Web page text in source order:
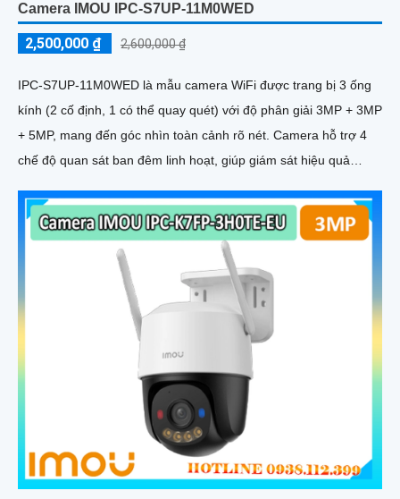
Camera IMOU IPC-S7UP-11M0WED
2,500,000 ₫ 2,600,000 ₫
IPC-S7UP-11M0WED là mẫu camera WiFi được trang bị 3 ống
kính (2 cố định, 1 có thể quay quét) với độ phân giải 3MP + 3MP
+ 5MP, mang đến góc nhìn toàn cảnh rõ nét. Camera hỗ trợ 4
chế độ quan sát ban đêm linh hoạt, giúp giám sát hiệu quả